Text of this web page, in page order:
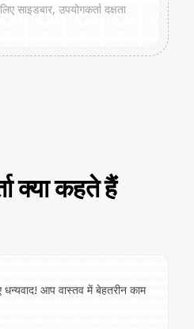
साइडबार, उपयोगकर्ता दक्षता
क्या कहते हैं
आप वास्तव में बेहतरीन काम